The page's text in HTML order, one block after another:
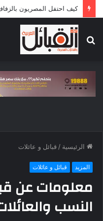
عن
الرئيسية / قبائل و عائلات
المزيد قبائل و عائلات
معلومات عن
النسب